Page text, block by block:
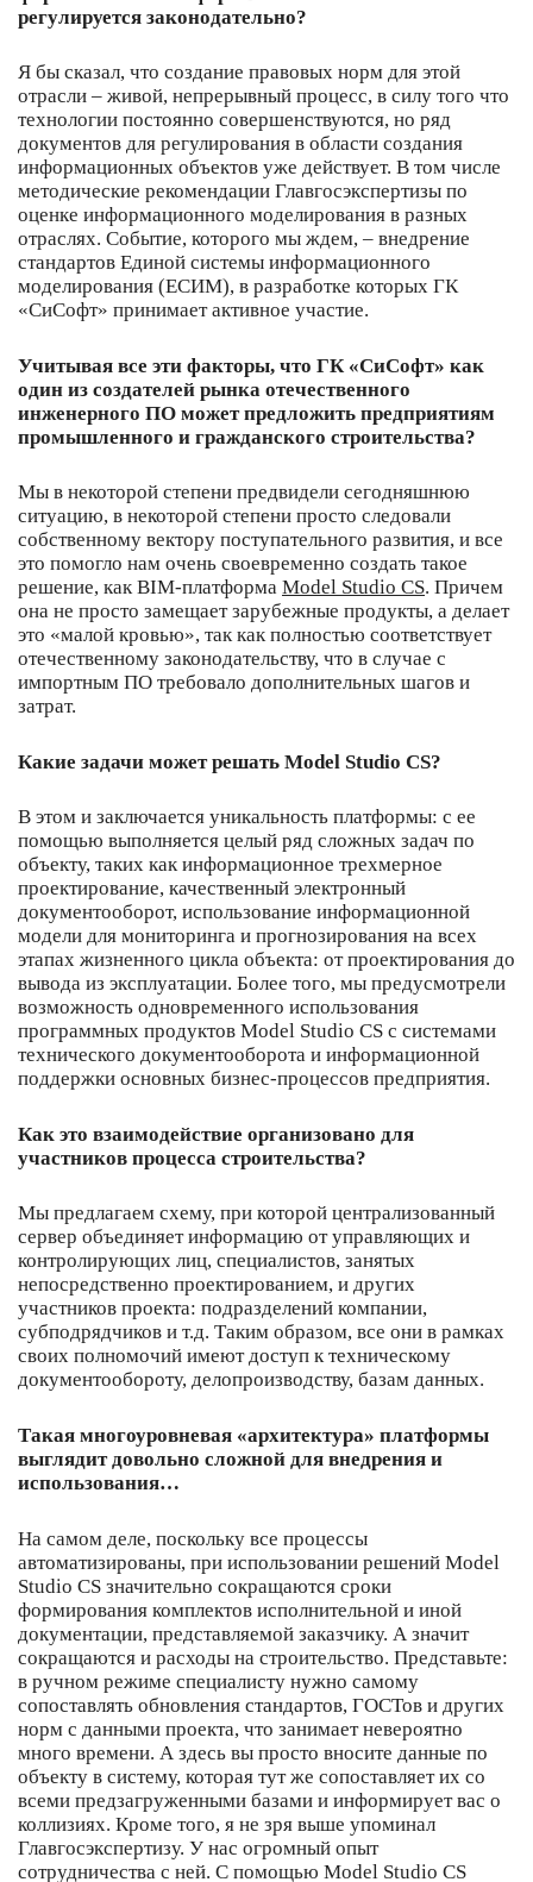
регулируется законодательно?
Я бы сказал, что создание правовых норм для этой
отрасли – живой, непрерывный процесс, в силу того что
технологии постоянно совершенствуются, но ряд
документов для регулирования в области создания
информационных объектов уже действует. В том числе
методические рекомендации Главгосэкспертизы по
оценке информационного моделирования в разных
отраслях. Событие, которого мы ждем, – внедрение
стандартов Единой системы информационного
моделирования (ЕСИМ), в разработке которых ГК
«СиСофт» принимает активное участие.
Учитывая все эти факторы, что ГК «СиСофт» как
один из создателей рынка отечественного
инженерного ПО может предложить предприятиям
промышленного и гражданского строительства?
Мы в некоторой степени предвидели сегодняшнюю
ситуацию, в некоторой степени просто следовали
собственному вектору поступательного развития, и все
это помогло нам очень своевременно создать такое
решение, как BIM-платформа Model Studio CS. Причем
она не просто замещает зарубежные продукты, а делает
это «малой кровью», так как полностью соответствует
отечественному законодательству, что в случае с
импортным ПО требовало дополнительных шагов и
затрат.
Какие задачи может решать Model Studio CS?
В этом и заключается уникальность платформы: с ее
помощью выполняется целый ряд сложных задач по
объекту, таких как информационное трехмерное
проектирование, качественный электронный
документооборот, использование информационной
модели для мониторинга и прогнозирования на всех
этапах жизненного цикла объекта: от проектирования до
вывода из эксплуатации. Более того, мы предусмотрели
возможность одновременного использования
программных продуктов Model Studio CS с системами
технического документооборота и информационной
поддержки основных бизнес-процессов предприятия.
Как это взаимодействие организовано для
участников процесса строительства?
Мы предлагаем схему, при которой централизованный
сервер объединяет информацию от управляющих и
контролирующих лиц, специалистов, занятых
непосредственно проектированием, и других
участников проекта: подразделений компании,
субподрядчиков и т.д. Таким образом, все они в рамках
своих полномочий имеют доступ к техническому
документообороту, делопроизводству, базам данных.
Такая многоуровневая «архитектура» платформы
выглядит довольно сложной для внедрения и
использования…
На самом деле, поскольку все процессы
автоматизированы, при использовании решений Model
Studio CS значительно сокращаются сроки
формирования комплектов исполнительной и иной
документации, представляемой заказчику. А значит
сокращаются и расходы на строительство. Представьте:
в ручном режиме специалисту нужно самому
сопоставлять обновления стандартов, ГОСТов и других
норм с данными проекта, что занимает невероятно
много времени. А здесь вы просто вносите данные по
объекту в систему, которая тут же сопоставляет их со
всеми предзагруженными базами и информирует вас о
коллизиях. Кроме того, я не зря выше упоминал
Главгосэкспертизу. У нас огромный опыт
сотрудничества с ней. С помощью Model Studio CS